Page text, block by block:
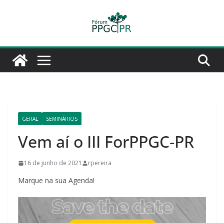
conteúdo
GERAL SEMINÁRIOS
Vem aí o III ForPPGC-PR
16 de junho de 2021 rpereira
Marque na sua Agenda!